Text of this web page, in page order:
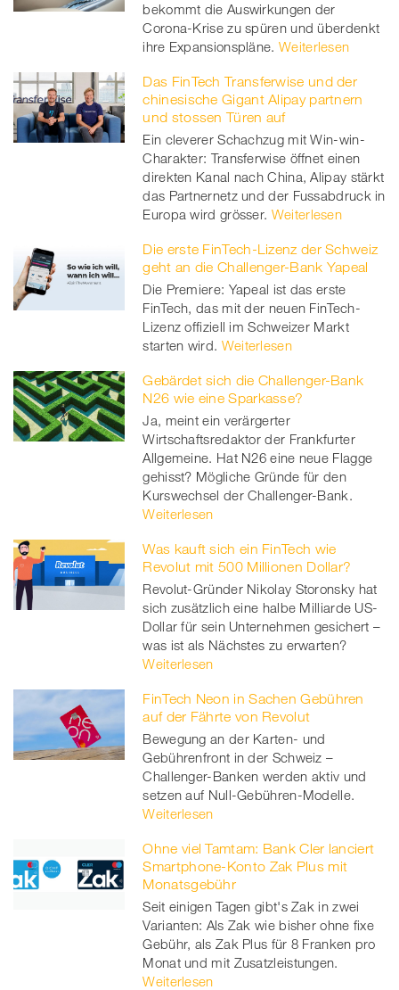
bekommt die Auswirkungen der
Corona-Krise zu spüren und überdenkt
ihre Expansionspläne. Weiterlesen
Das FinTech Transferwise und der
chinesische Gigant Alipay partnern
und stossen Türen auf
Ein cleverer Schachzug mit Win-win-
Charakter: Transferwise öffnet einen
direkten Kanal nach China, Alipay stärkt
das Partnernetz und der Fussabdruck in
Europa wird grösser. Weiterlesen
Die erste FinTech-Lizenz der Schweiz
geht an die Challenger-Bank Yapeal
Die Premiere: Yapeal ist das erste
FinTech, das mit der neuen FinTech-
Lizenz offiziell im Schweizer Markt
starten wird. Weiterlesen
Gebärdet sich die Challenger-Bank
N26 wie eine Sparkasse?
Ja, meint ein verärgerter
Wirtschaftsredaktor der Frankfurter
Allgemeine. Hat N26 eine neue Flagge
gehisst? Mögliche Gründe für den
Kurswechsel der Challenger-Bank.
Weiterlesen
Was kauft sich ein FinTech wie
Revolut mit 500 Millionen Dollar?
Revolut-Gründer Nikolay Storonsky hat
sich zusätzlich eine halbe Milliarde US-
Dollar für sein Unternehmen gesichert –
was ist als Nächstes zu erwarten?
Weiterlesen
FinTech Neon in Sachen Gebühren
auf der Fährte von Revolut
Bewegung an der Karten- und
Gebührenfront in der Schweiz –
Challenger-Banken werden aktiv und
setzen auf Null-Gebühren-Modelle.
Weiterlesen
Ohne viel Tamtam: Bank Cler lanciert
Smartphone-Konto Zak Plus mit
Monatsgebühr
Seit einigen Tagen gibt's Zak in zwei
Varianten: Als Zak wie bisher ohne fixe
Gebühr, als Zak Plus für 8 Franken pro
Monat und mit Zusatzleistungen.
Weiterlesen